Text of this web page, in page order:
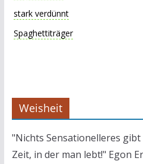
stark verdünnt
Spaghettiträger
Weisheit
"Nichts Sensationelleres gibt
Zeit, in der man lebt!" Egon